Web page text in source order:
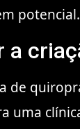
potencial.
de
uma